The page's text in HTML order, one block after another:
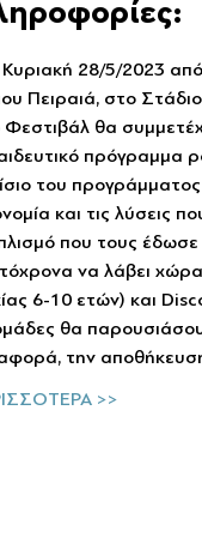
28/5/2023
Πειραιά, στο
θα
πρόγραμμα
του
και τις λύσεις
που τους
να λάβει
6-10 ετών) και
θα
την
>>